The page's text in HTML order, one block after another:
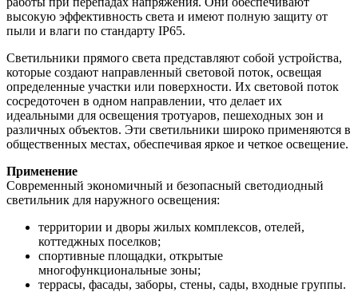
высокую эффективность света и имеют полную защиту от
пыли и влаги по стандарту IP65.
Светильники прямого света представляют собой устройства,
которые создают направленный световой поток, освещая
определенные участки или поверхности. Их световой поток
сосредоточен в одном направлении, что делает их
идеальными для освещения тротуаров, пешеходных зон и
различных объектов. Эти светильники широко применяются в
общественных местах, обеспечивая яркое и четкое освещение.
Применение
Современный экономичный и безопасный светодиодный
светильник для наружного освещения:
территории и дворы жилых комплексов, отелей,
коттеджных поселков;
спортивные площадки, открытые
многофункциональные зоны;
террасы, фасады, заборы, стены, сады, входные группы.